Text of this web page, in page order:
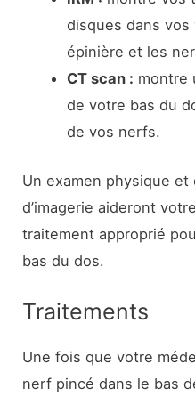
disques dans
épinière et les
CT scan : montre
de votre bas du
de vos nerfs.
Un examen physique et
d’imagerie aideront
traitement approprié
bas du dos.
Traitements
Une fois que votre
nerf pincé dans le bas